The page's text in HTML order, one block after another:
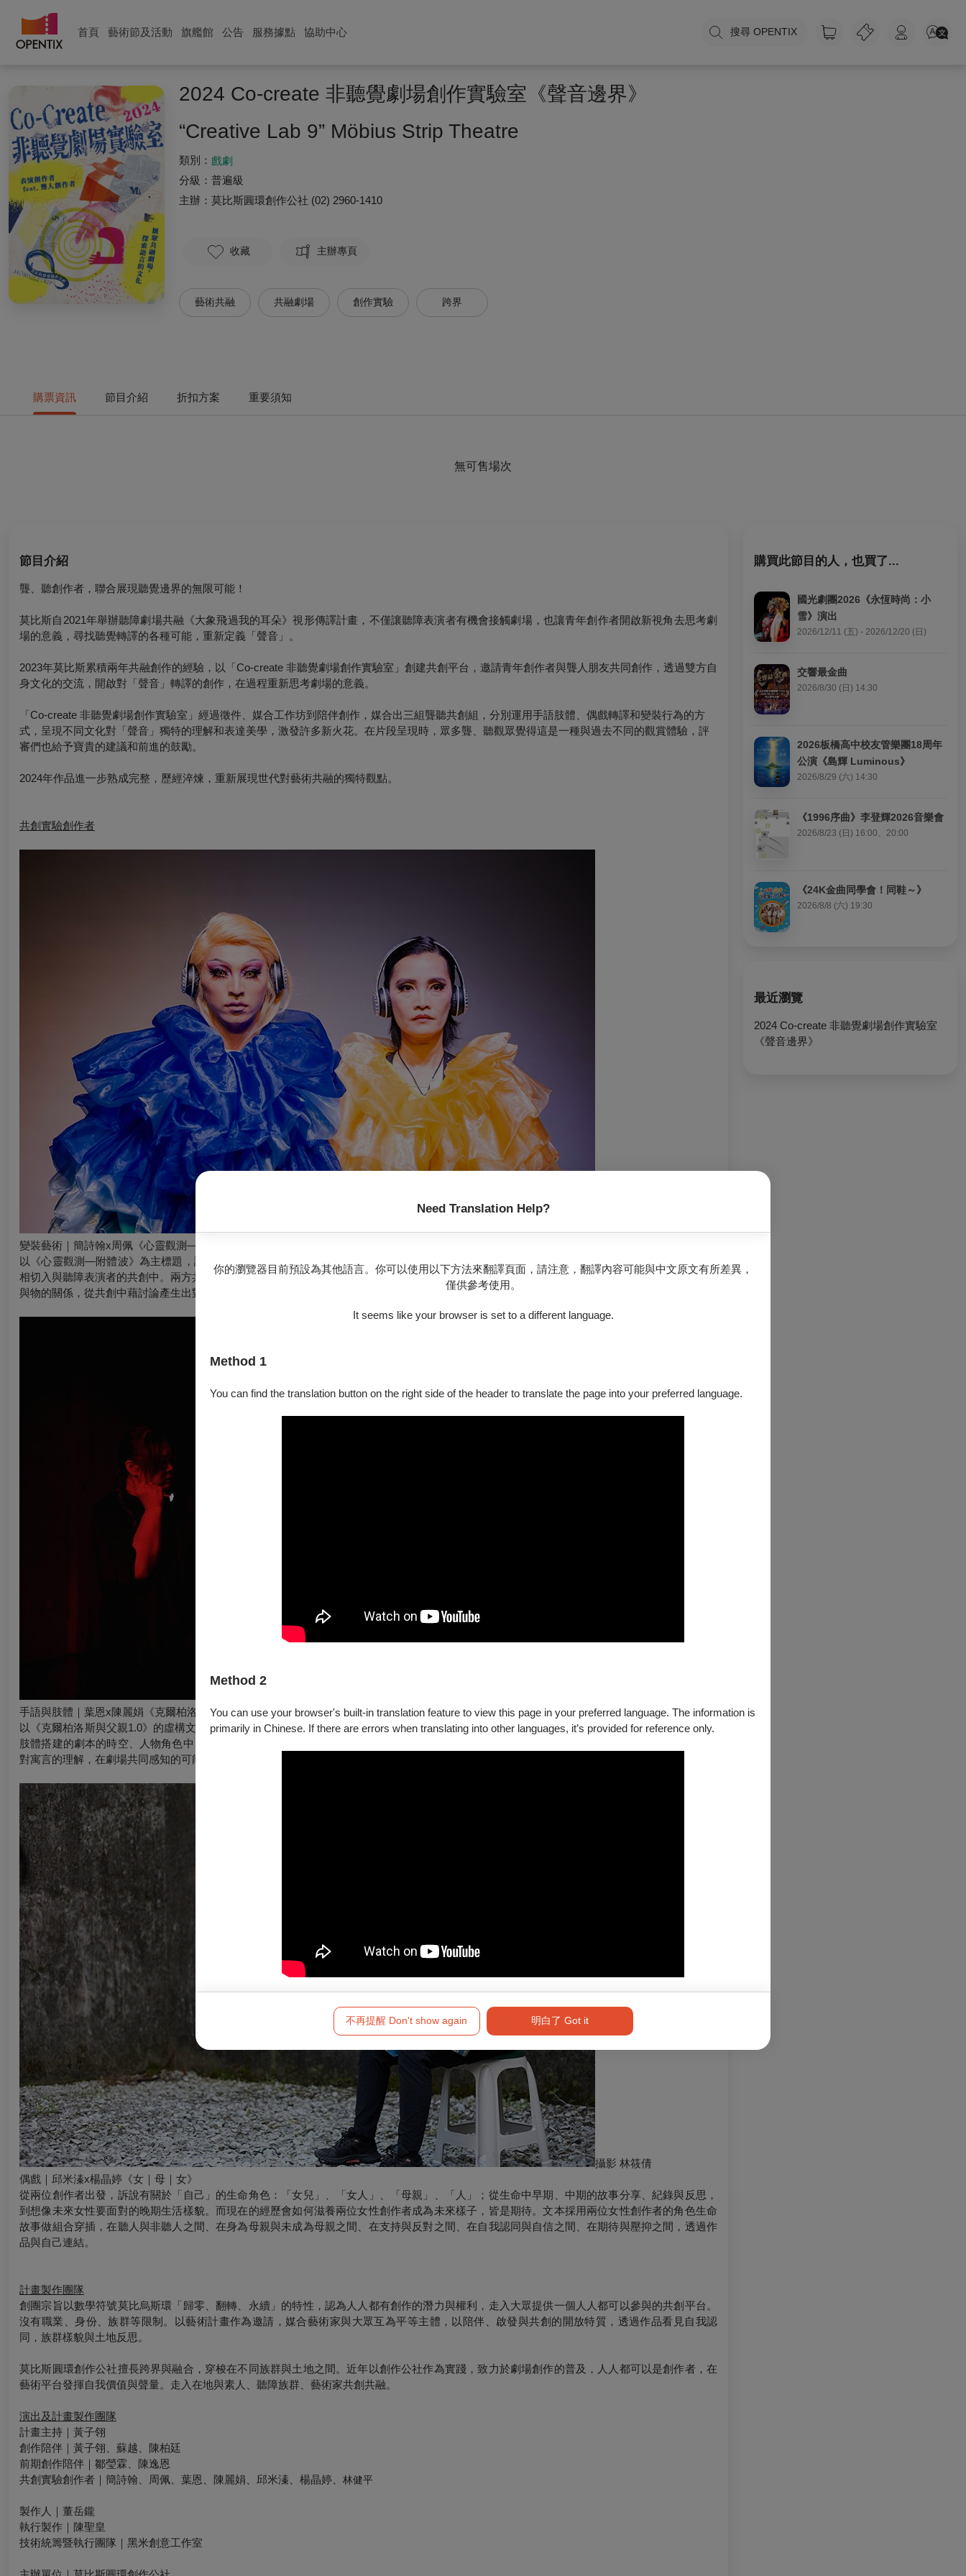
首頁 藝術節及活動 旗艦館 公告 服務據點 協助中心 搜尋 OPENTIX
Need Translation Help?
你的瀏覽器目前預設為其他語言。你可以使用以下方法來翻譯頁面，請注意，翻譯內容可能與中文原文有所差異，
僅供參考使用。
It seems like your browser is set to a different language.
Method 1
You can find the translation button on the right side of the header to translate the page into your preferred language.
Method 2
You can use your browser's built-in translation feature to view this page in your preferred language. The information is
primarily in Chinese. If there are errors when translating into other languages, it’s provided for reference only.
不再提醒 Don't show again 明白了 Got it
2024 Co-create 非聽覺劇場創作實驗室《聲音邊界》
“Creative Lab 9” Möbius Strip Theatre
類別： 戲劇
分級： 普遍級
主辦： 莫比斯圓環創作公社 (02) 2960-1410
收藏 主辦專頁
藝術共融 共融劇場 創作實驗 跨界
購票資訊 節目介紹 折扣方案 重要須知
無可售場次
節目介紹
聾、聽創作者，聯合展現聽覺邊界的無限可能！
莫比斯自2021年舉辦聽障劇場共融《大象飛過我的耳朵》視形傳譯計畫，不僅讓聽障表演者有機會接觸劇場，也讓青年創作者開啟新視角去思考劇
場的意義，尋找聽覺轉譯的各種可能，重新定義「聲音」。
2023年莫比斯累積兩年共融創作的經驗，以「Co-create 非聽覺劇場創作實驗室」創建共創平台，邀請青年創作者與聾人朋友共同創作，透過雙方自
身文化的交流，開啟對「聲音」轉譯的創作，在過程重新思考劇場的意義。
「Co-create 非聽覺劇場創作實驗室」經過徵件、媒合工作坊到陪伴創作，媒合出三組聾聽共創組，分別運用手語肢體、偶戲轉譯和變裝行為的方
式，呈現不同文化對「聲音」獨特的理解和表達美學，激發許多新火花。在片段呈現時，眾多聾、聽觀眾覺得這是一種與過去不同的觀賞體驗，評
審們也給予寶貴的建議和前進的鼓勵。
2024年作品進一步熟成完整，歷經淬煉，重新展現世代對藝術共融的獨特觀點。
共創實驗創作者
攝影 林育全
變裝藝術｜簡詩翰x周佩《心靈觀測—附體波》
以《心靈觀測—附體波》為主標題，試圖解構表演時，對表演者與觀眾所有感官的誤差與美學得錯置。以「感官解構」、「變裝藝術美學」兩個面
相切入與聽障表演者的共創中。兩方共創者藉由操演變裝的物件，探索身體在視覺上可能產生的節奏性，例如：流行文化常見的舞蹈動作(身體性)、
與物的關係，從共創中藉討論產生出對心靈狀態的文字描述，作為發展呈現的軌道。
手語與肢體｜葉恩x陳麗娟《克爾柏洛斯與父親》
以《克爾柏洛斯與父親1.0》的虛構文體，將寓言中某種教育、警示意義，反射社會倫理、價值觀、期望等有關議題，透過聾、聽演員共同在手語、
肢體搭建的劇本的時空、人物角色中，將劇場文本轉換成手語語境文本並結合光影，將聽覺視覺化、觸覺化之實體演練方式呈現，展現聾、聽文化
對寓言的理解，在劇場共同感知的可能。
攝影 林筱倩
偶戲｜邱米溱x楊晶婷《女｜母｜女》
從兩位創作者出發，訴說有關於「自己」的生命角色：「女兒」、「女人」、「母親」、「人」；從生命中早期、中期的故事分享、紀錄與反思，
到想像未來女性要面對的晚期生活樣貌。而現在的經歷會如何滋養兩位女性創作者成為未來樣子，皆是期待。文本採用兩位女性創作者的角色生命
故事做組合穿插，在聽人與非聽人之間、在身為母親與未成為母親之間、在支持與反對之間、在自我認同與自信之間、在期待與壓抑之間，透過作
品與自己連結。
計畫製作團隊
創團宗旨以數學符號莫比烏斯環「歸零、翻轉、永續」的特性，認為人人都有創作的潛力與權利，走入大眾提供一個人人都可以參與的共創平台。
沒有職業、身份、族群等限制。以藝術計畫作為邀請，媒合藝術家與大眾互為平等主體，以陪伴、啟發與共創的開放特質，透過作品看見自我認
同，族群樣貌與土地反思。
莫比斯圓環創作公社擅長跨界與融合，穿梭在不同族群與土地之間。近年以創作公社作為實踐，致力於劇場創作的普及，人人都可以是創作者，在
藝術平台發揮自我價值與聲量。走入在地與素人、聽障族群、藝術家共創共融。
演出及計畫製作團隊
計畫主持｜黃子翎
創作陪伴｜黃子翎、蘇越、陳柏廷
前期創作陪伴｜鄒瑩霖、陳逸恩
共創實驗創作者｜簡詩翰、周佩、葉恩、陳麗娟、邱米溱、楊晶婷、 林健平
製作人｜董岳鑨
執行製作｜陳聖皇
技術統籌暨執行團隊｜黑米創意工作室
購買此節目的人，也買了...
國光劇團2026《永恆時尚：小
雪》演出
2026/12/11 (五) - 2026/12/20 (日)
交響最金曲
2026/8/30 (日) 14:30
2026板橋高中校友管樂團18周年
公演《島輝 Luminous》
2026/8/29 (六) 14:30
《1996序曲》李登輝2026音樂會
2026/8/23 (日) 16:00、20:00
《24K金曲同學會！同鞋～》
2026/8/8 (六) 19:30
最近瀏覽
2024 Co-create 非聽覺劇場創作實驗室
《聲音邊界》